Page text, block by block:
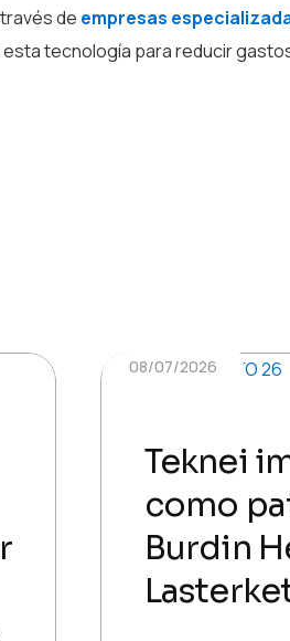
de empresas
tecnología para reducir
08/07/2026
Teknei
como
Burdin